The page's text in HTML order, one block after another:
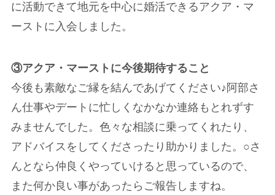
に活動できて地元を中心に婚活できるアクア・マ
ーストに入会しました。
③アクア・マーストに今後期待すること
今後も素敵なご縁を結んであげてください♪阿部さ
ん仕事やデートに忙しくなかなか連絡もとれずす
みませんでした。色々な相談に乗ってくれたり、
アドバイスをしてくださったり助かりました。○さ
んとなら仲良くやっていけると思っているので、
また何か良い事があったらご報告しますね。